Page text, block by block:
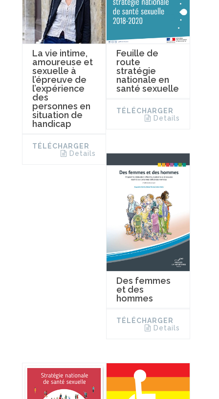
La vie intime,
amoureuse et
sexuelle à
l’épreuve de
l’expérience
des
personnes en
situation de
handicap
TÉLÉCHARGER
Details
Feuille de
route
stratégie
nationale en
santé sexuelle
TÉLÉCHARGER
Details
Des femmes
et des
hommes
TÉLÉCHARGER
Details